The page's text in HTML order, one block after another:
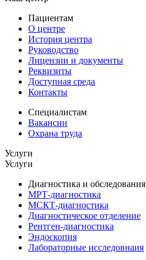
Пациентам
О центре
История центра
Руководство
Лицензии и документы
Реквизиты
Доступная среда
Контакты
Специалистам
Вакансии
Охрана труда
Услуги
Услуги
Диагностика и обследования
МРТ-диагностика
МСКТ-диагностика
Диагностическое отделение
Рентген-диагностика
Эндоскопия
Лабораторные исследовнаия